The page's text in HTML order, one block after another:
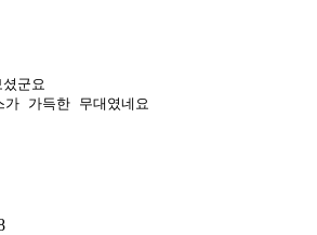
군요
가 가득한 무대였네요